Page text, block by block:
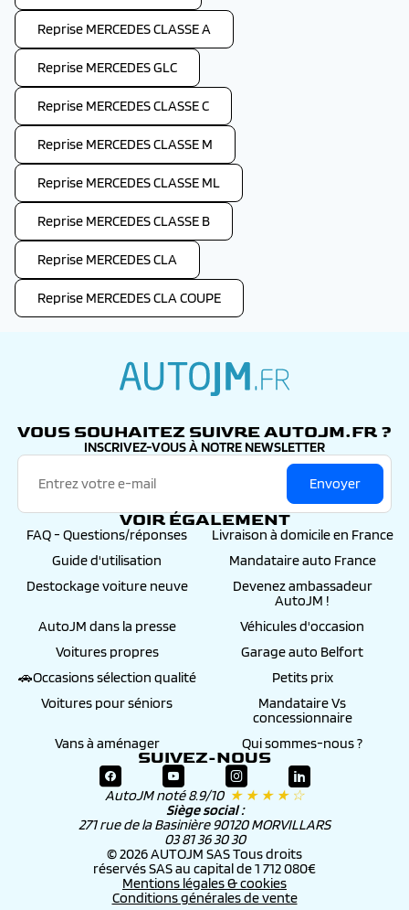
Reprise MERCEDES CLASSE A
Reprise MERCEDES GLC
Reprise MERCEDES CLASSE C
Reprise MERCEDES CLASSE M
Reprise MERCEDES CLASSE ML
Reprise MERCEDES CLASSE B
Reprise MERCEDES CLA
Reprise MERCEDES CLA COUPE
VOUS SOUHAITEZ SUIVRE AUTOJM.FR ?
INSCRIVEZ-VOUS À NOTRE NEWSLETTER
Envoyer
VOIR ÉGALEMENT
FAQ - Questions/réponses
Livraison à domicile en France
Guide d'utilisation
Mandataire auto France
Destockage voiture neuve
Devenez ambassadeur
AutoJM !
AutoJM dans la presse
Véhicules d'occasion
Voitures propres
Garage auto Belfort
🚗Occasions sélection qualité
Petits prix
Voitures pour séniors
Mandataire Vs
concessionnaire
Vans à aménager
Qui sommes-nous ?
SUIVEZ-NOUS
AutoJM noté 8.9/10 ★ ★ ★ ★ ☆
Siège social :
271 rue de la Basinière 90120 MORVILLARS
03 81 36 30 30
© 2026 AUTOJM SAS Tous droits
réservés SAS au capital de 1 712 080€
Mentions légales & cookies
Conditions générales de vente